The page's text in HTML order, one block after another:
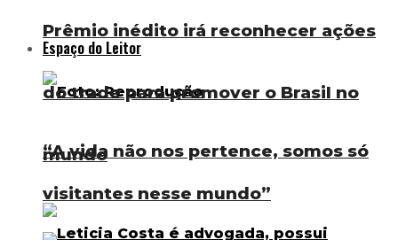
Espaço do Leitor
“A vida não nos pertence, somos só
visitantes nesse mundo”
Prêmio inédito irá reconhecer ações
do trade para promover o Brasil no
mundo